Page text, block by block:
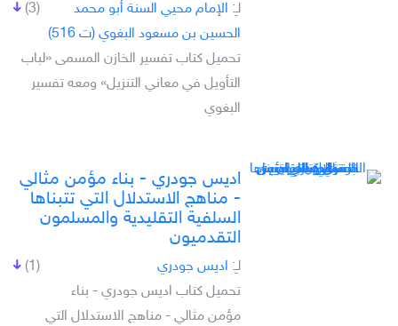
(3) لـِ: الإمام محيي السنة أبو محمد
الحسين بن مسعود البغوي (ت 516)
تحميل كتاب تفسير الخازن المسمى «لباب
التأويل في معاني التنزيل» ومعه تفسير
البغوي
اديس جودري - بناء مؤمن مثالي
- مناهج الاستدلال التي تتبناها
السلفية التقليدية والمسلمون
التقدميون
(1) لـِ: اديس جودري
تحميل كتاب اديس جودري - بناء
مؤمن مثالي - مناهج الاستدلال التي